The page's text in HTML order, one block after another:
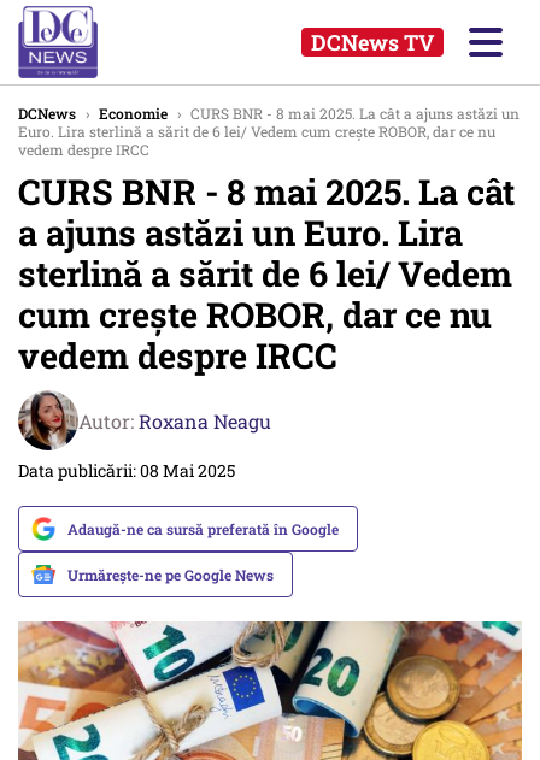
DCNews TV
DCNews › Economie › CURS BNR - 8 mai 2025. La cât a ajuns astăzi un
Euro. Lira sterlină a sărit de 6 lei/ Vedem cum crește ROBOR, dar ce nu
vedem despre IRCC
CURS BNR - 8 mai 2025. La cât
a ajuns astăzi un Euro. Lira
sterlină a sărit de 6 lei/ Vedem
cum crește ROBOR, dar ce nu
vedem despre IRCC
Autor:Roxana Neagu
Data publicării: 08 Mai 2025
Adaugă-ne ca sursă preferată în Google
Urmărește-ne pe Google News